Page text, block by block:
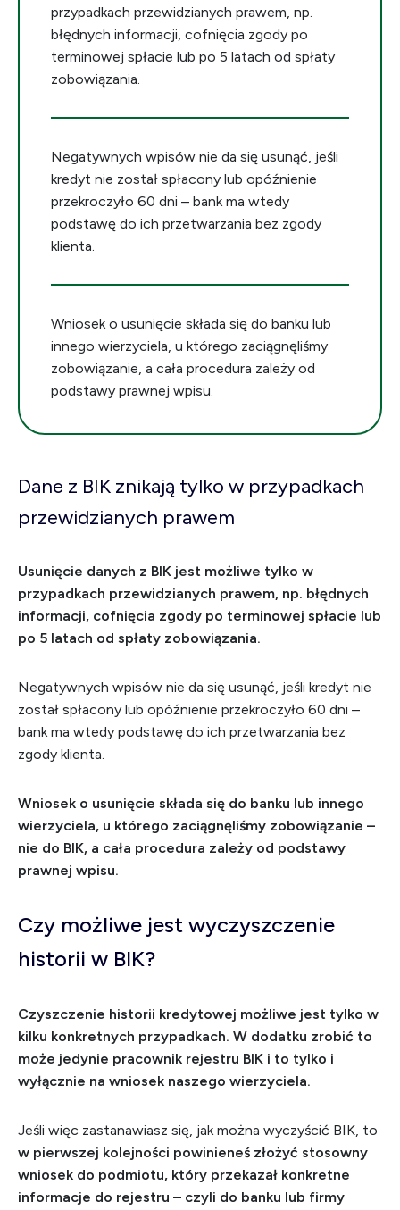
przypadkach przewidzianych prawem, np.
błędnych informacji, cofnięcia zgody po
terminowej spłacie lub po 5 latach od spłaty
zobowiązania.
Negatywnych wpisów nie da się usunąć, jeśli
kredyt nie został spłacony lub opóźnienie
przekroczyło 60 dni – bank ma wtedy
podstawę do ich przetwarzania bez zgody
klienta.
Wniosek o usunięcie składa się do banku lub
innego wierzyciela, u którego zaciągnęliśmy
zobowiązanie, a cała procedura zależy od
podstawy prawnej wpisu.
Dane z BIK znikają tylko w przypadkach
przewidzianych prawem
Usunięcie danych z BIK jest możliwe tylko w
przypadkach przewidzianych prawem, np. błędnych
informacji, cofnięcia zgody po terminowej spłacie lub
po 5 latach od spłaty zobowiązania.
Negatywnych wpisów nie da się usunąć, jeśli kredyt nie
został spłacony lub opóźnienie przekroczyło 60 dni –
bank ma wtedy podstawę do ich przetwarzania bez
zgody klienta.
Wniosek o usunięcie składa się do banku lub innego
wierzyciela, u którego zaciągnęliśmy zobowiązanie –
nie do BIK, a cała procedura zależy od podstawy
prawnej wpisu.
Czy możliwe jest wyczyszczenie
historii w BIK?
Czyszczenie historii kredytowej możliwe jest tylko w
kilku konkretnych przypadkach. W dodatku zrobić to
może jedynie pracownik rejestru BIK i to tylko i
wyłącznie na wniosek naszego wierzyciela.
Jeśli więc zastanawiasz się, jak można wyczyścić BIK, to
w pierwszej kolejności powinieneś złożyć stosowny
wniosek do podmiotu, który przekazał konkretne
informacje do rejestru – czyli do banku lub firmy